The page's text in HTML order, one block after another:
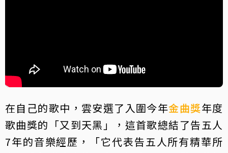
在自己的歌中，雲安選了入圍今年金曲獎年度
歌曲獎的「又到天黑」，這首歌總結了告五人
7年的音樂經歷，「它代表告五人所有精華所